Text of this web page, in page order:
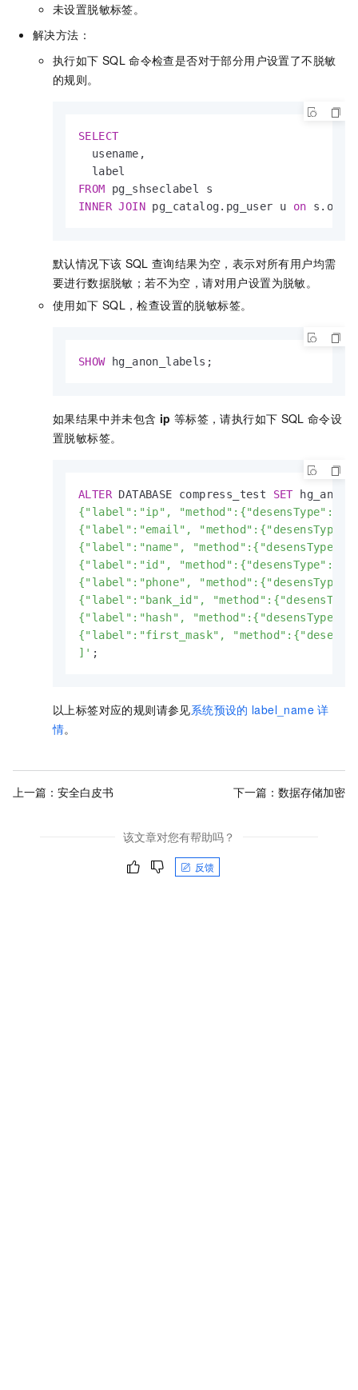
未设置脱敏标签。
解决方法：
执行如下 SQL 命令检查是否对于部分用户设置了不脱敏
的规则。
SELECT
  usename,
FROM
INNER JOIN pg_catalog.pg_user u on
默认情况下该 SQL 查询结果为空，表示对所有用户均需
要进行数据脱敏；若不为空，请对用户设置为脱敏。
使用如下 SQL，检查设置的脱敏标签。
SHOW hg_anon_labels;
如果结果中并未包含 ip 等标签，请执行如下 SQL 命令设
置脱敏标签。
ALTER DATABASE compress_test SET
{"label":"ip",
{"label":"email",
{"label":"name",
{"label":"id",
{"label":"phone",
{"label":"bank_id",
{"label":"hash",
{"label":"first_mask",
]' ;
以上标签对应的规则请参见系统预设的 label_name 详
情。
上一篇： 安全白皮书 下一篇： 数据存储加密
该文章对您有帮助吗？
反馈